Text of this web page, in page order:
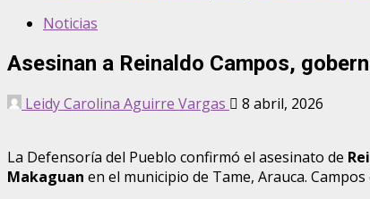
Noticias
Asesinan a Reinaldo Campos,
Leidy Carolina Aguirre Vargas 8 abril, 2026
La Defensoría del Pueblo confirmó el asesinato de
Makaguan en el municipio de Tame, Arauca.